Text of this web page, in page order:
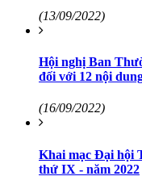
(13/09/2022)
Hội nghị Ban
đối với 12 nội
(16/09/2022)
Khai mạc Đại hội
thứ IX - năm 2022